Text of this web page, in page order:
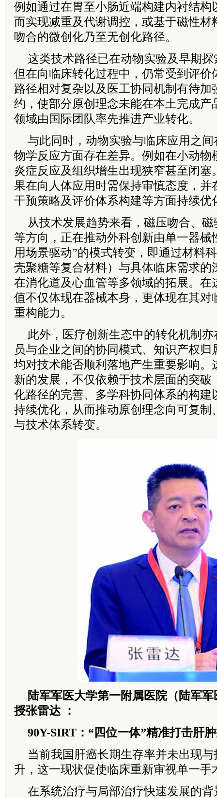
例如通过在胃至小肠近端构建内衬结构
而实现减重及代谢调控，或基于磁性材
吻合的微创化乃至无创化路径。
这类技术路径已在动物实验及早期
但在向临床转化过程中，仍常受到评价
路径相对复杂以及医工协同机制有待加
约，使部分原创理念未能在本土完成产
领域由国际团队率先推进产业转化。
与此同时，动物实验与临床应用之
物学反应方面存在差异。例如在小动物
炎症反应及组织增生出现狭窄甚至闭塞
果在向人体应用时需保持审慎态度，并
干预策略及评价体系构建等方面持续优
从技术发展趋势来看，磁压吻合、
等方向，正在推动外科创新由单一器械
用场景驱动”的模式转变，即通过材料
壳聚糖等复合材料）与具体临床需求的
在消化道及心血管等多领域的拓展。在
值不仅体现在器械本身，更体现在其对
重构能力。
此外，医疗创新生态中的转化机制
员与企业之间的协同模式、知识产权归
均对技术能否顺利落地产生重要影响。
新的发展，不仅依赖于技术层面的突破
化路径的完善、多学科协同体系的构建
持续优化，从而推动原创理念向可复制
与技术体系转变。
陆军军医大学第一附属医院（陆军
授张雷达 ：
90Y-SIRT：“四位一体”精准打击肝
当前我国肝癌长期生存率并未出现
升，这一现状促使临床重新审视单一手
在系统治疗与局部治疗快速发展的